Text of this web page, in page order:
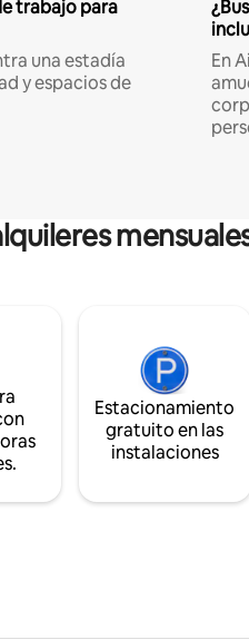
trabajo para
una estadía
y espacios de
En
Estacionamiento
gratuito en las
instalaciones